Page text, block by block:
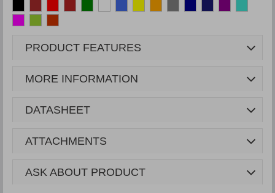
PRODUCT FEATURES
MORE INFORMATION
DATASHEET
ATTACHMENTS
ASK ABOUT PRODUCT